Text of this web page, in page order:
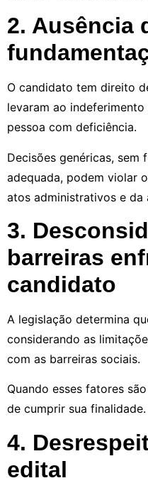
2. Ausência
O candidato tem direito
levaram ao
pessoa com deficiência.
Decisões genéricas, sem
adequada, podem violar
atos administrativos e da
3.
barreiras
candidato
A legislação determina
considerando as
com as barreiras sociais.
Quando esses fatores
de cumprir sua finalidade.
4.
edital